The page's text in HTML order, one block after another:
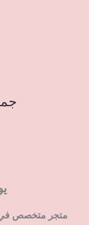
متجر متخصص في